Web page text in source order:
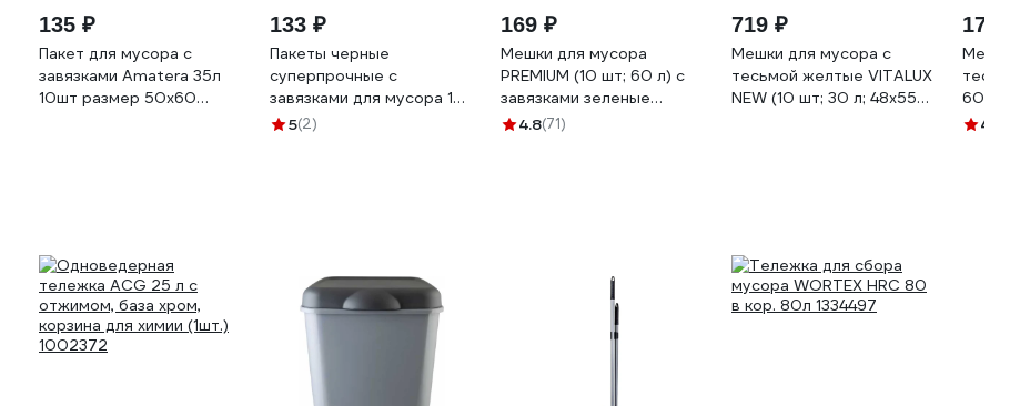
135 ₽
Пакет для мусора с
завязками Amatera 35л
10шт размер 50x60
133 ₽
Пакеты черные
суперпрочные с
завязками для мусора 10
шт, 60 л, 28 мкм MASTER
5(2)
169 ₽
Мешки для мусора
PREMIUM (10 шт; 60 л) с
завязками зеленые
PATERRA 106-008
4.8(71)
719 ₽
Мешки для мусора с
тесьмой желтые VITALUX
NEW (10 шт; 30 л; 48х55
173 ₽
Мешки
60 л;
Paclan
4